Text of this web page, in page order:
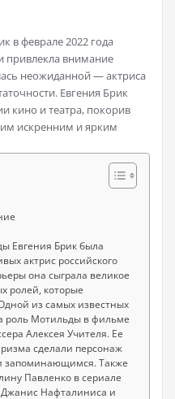
в феврале 2022 года
привлекла внимание
неожиданной — актриса
Евгения Брик
кино и театра, покорив
искренним и ярким
Евгения Брик была
актрис российского
она сыграла великое
ролей, которые
из самых известных
роль Мотильды в фильме
Алексея Учителя. Ее
сделали персонаж
запоминающимся. Также
Павленко в сериале
Джанис Нафталиниса и